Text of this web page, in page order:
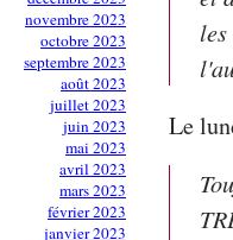
novembre 2023
octobre 2023
septembre 2023
août 2023
juillet 2023
juin 2023
mai 2023
avril 2023
mars 2023
février 2023
janvier 2023
Le